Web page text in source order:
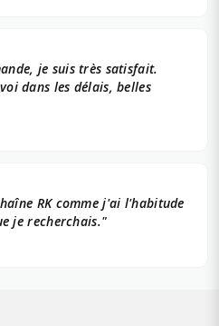
je suis très satisfait.
dans les délais, belles
RK comme j'ai l'habitude
je recherchais."